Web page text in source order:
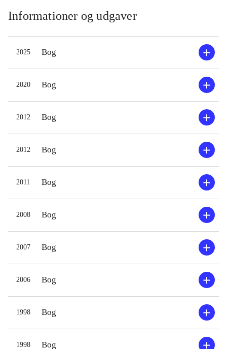
Informationer og udgaver
2025 Bog
2020 Bog
2012 Bog
2012 Bog
2011 Bog
2008 Bog
2007 Bog
2006 Bog
1998 Bog
1998 Bog